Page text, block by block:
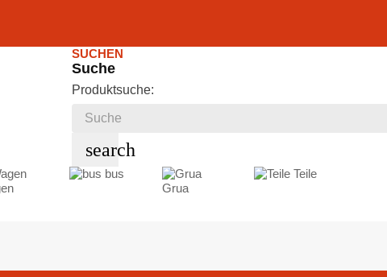
SUCHEN
Suche
Produktsuche:
search
bus
Grua
Teile